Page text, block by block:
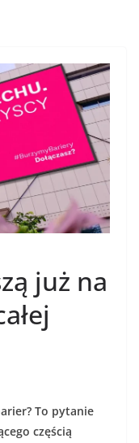
już na
To pytanie
częścią